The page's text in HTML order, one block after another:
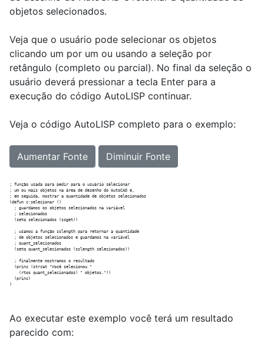
objetos selecionados.
Veja que o usuário pode selecionar os objetos
clicando um por um ou usando a seleção por
retângulo (completo ou parcial). No final da seleção o
usuário deverá pressionar a tecla Enter para a
execução do código AutoLISP continuar.
Veja o código AutoLISP completo para o exemplo:
Aumentar Fonte Diminuir Fonte
; função usada para pedir para o usuário selecionar
; um ou mais objetos na área de desenho do AutoCAD e,
; em seguida, mostrar a quantidade de objetos selecionados
(defun c:selecionar ()
  ; guardamos os objetos selecionados na variável
  ; selecionados
  (setq selecionados (ssget))
  ; usamos a função sslength para retornar a quantidade
  ; de objetos selecionados e guardamos na variável
  ; quant_selecionados
  (setq quant_selecionados (sslength selecionados))
  ; finalmente mostramos o resultado
  (princ (strcat "Você selecionou "
    (rtos quant_selecionados) " objetos."))
  (princ)
Ao executar este exemplo você terá um resultado
parecido com: